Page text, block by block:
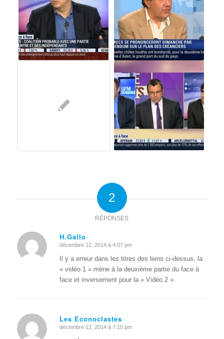
2
RÉPONSES
H.Gallo
dit
:
décembre 12, 2014 à 4:07 pm
Il y a erreur dans les titres des liens ci-dessus, la
« vidéo 1 » mène à la deuxième partie du face à
face et inversement pour la « Vidéo 2 ».
Les Econoclastes
dit
décembre 12, 2014 à 7:10 pm